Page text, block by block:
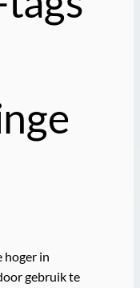
hoger in
gebruik te